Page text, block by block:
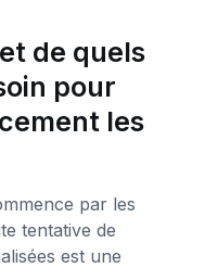
de quels
pour
les
par les
tentative de
est une